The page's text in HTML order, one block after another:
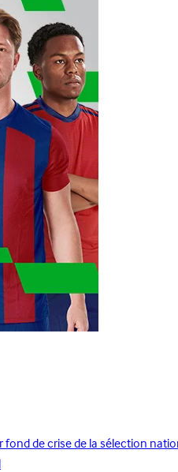
de crise de la sélection